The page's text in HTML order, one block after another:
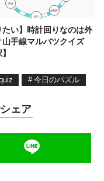
たい】時計回りなのは外
山手線マルバツクイズ
# 今日のパズル
ェア